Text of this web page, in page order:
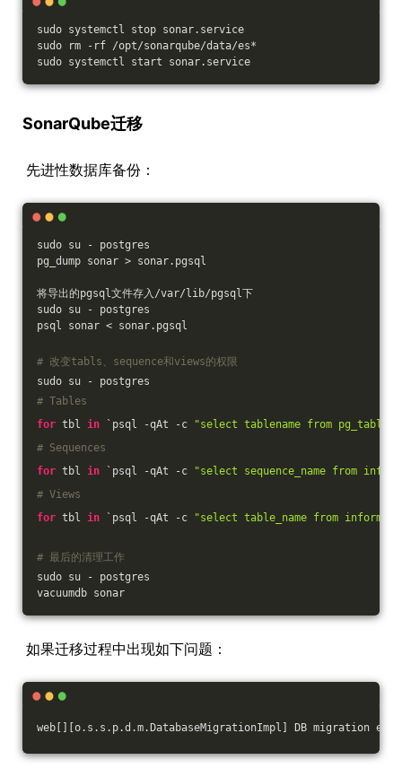
sudo systemctl stop sonar.service
sudo rm -rf /opt/sonarqube/data/es*
sudo systemctl start sonar.service
SonarQube迁移
先进性数据库备份：
sudo su - postgres
pg_dump sonar > sonar.pgsql
将导出的pgsql文件存入/var/lib/pgsql下
sudo su - postgres
psql sonar < sonar.pgsql
# 改变tabls、sequence和views的权限
sudo su - postgres
# Tables
for tbl in `psql -qAt -c
"select tablename from pg_tables
# Sequences
for tbl in `psql -qAt -c
"select sequence_name from
# Views
for tbl in `psql -qAt -c "select table_name from
# 最后的清理工作
sudo su - postgres
vacuumdb sonar
如果迁移过程中出现如下问题：
web[][o.s.s.p.d.m.DatabaseMigrationImpl] DB migration